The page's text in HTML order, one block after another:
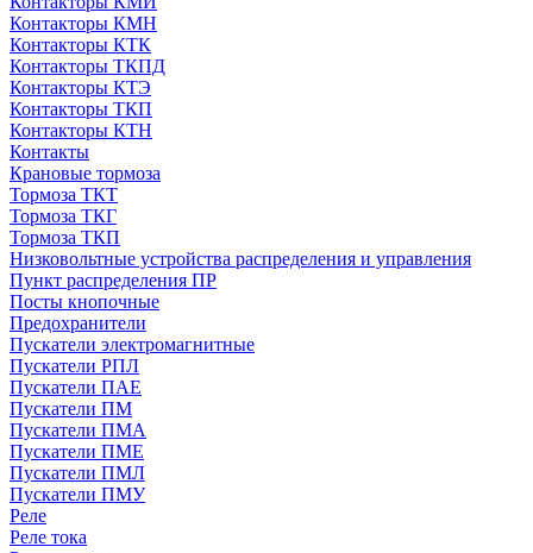
Контакторы КМН
Контакторы КТК
Контакторы ТКПД
Контакторы КТЭ
Контакторы ТКП
Контакторы КТН
Контакты
Крановые тормоза
Тормоза ТКТ
Тормоза ТКГ
Тормоза ТКП
Низковольтные устройства распределения и управления
Пункт распределения ПР
Посты кнопочные
Предохранители
Пускатели электромагнитные
Пускатели РПЛ
Пускатели ПАЕ
Пускатели ПМ
Пускатели ПМА
Пускатели ПМЕ
Пускатели ПМЛ
Пускатели ПМУ
Реле
Реле тока